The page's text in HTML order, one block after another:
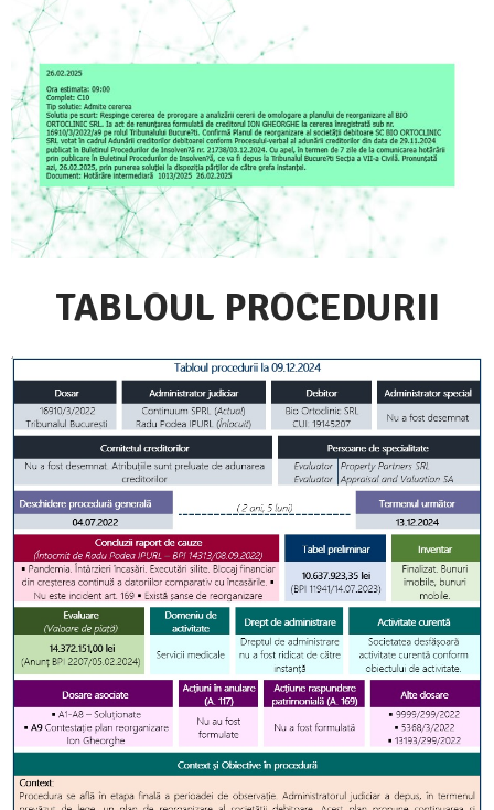
TABLOUL PROCEDURII